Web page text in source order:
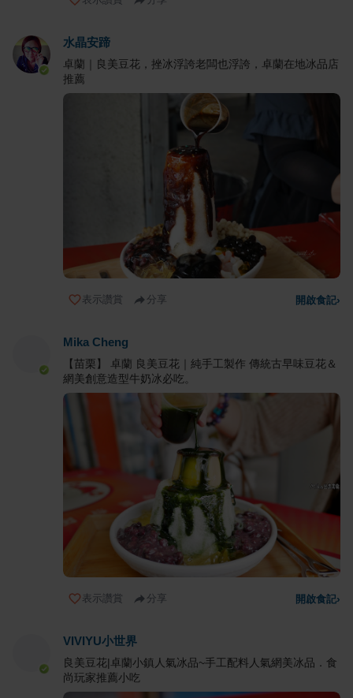
水晶安蹄
卓蘭｜良美豆花，挫冰浮誇老闆也浮誇，卓蘭在地冰品店
推薦
表示讚賞 分享 開啟食記›
Mika Cheng
【苗栗】 卓蘭 良美豆花｜純手工製作 傳統古早味豆花＆
網美創意造型牛奶冰必吃。
表示讚賞 分享 開啟食記›
VIVIYU小世界
良美豆花|卓蘭小鎮人氣冰品~手工配料人氣網美冰品．食
尚玩家推薦小吃